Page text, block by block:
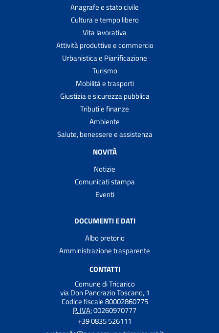
Anagrafe e stato civile
Cultura e tempo libero
Vita lavorativa
Attività produttive e commercio
Urbanistica e Pianificazione
Turismo
Mobilità e trasporti
Giustizia e sicurezza pubblica
Tributi e finanze
Ambiente
Salute, benessere e assistenza
NOVITÀ
Notizie
Comunicati stampa
Eventi
DOCUMENTI E DATI
Albo pretorio
Amministrazione trasparente
CONTATTI
Comune di Tricarico
via Don Pancrazio Toscano, 1
Codice fiscale 80002860775
P. IVA:00260970777
+39 0835 526111